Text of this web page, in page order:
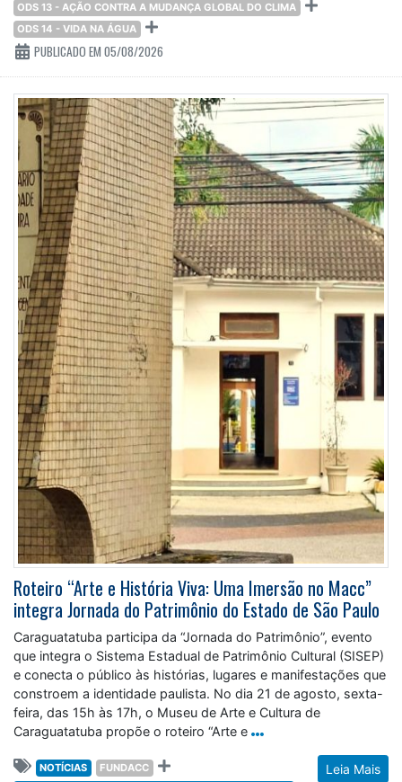
ODS 13 - AÇÃO CONTRA A MUDANÇA GLOBAL DO CLIMA
ODS 14 - VIDA NA ÁGUA
PUBLICADO EM 05/08/2026
Roteiro “Arte e História Viva: Uma Imersão no Macc”
integra Jornada do Patrimônio do Estado de São Paulo
Caraguatatuba participa da “Jornada do Patrimônio”, evento
que integra o Sistema Estadual de Patrimônio Cultural (SISEP)
e conecta o público às histórias, lugares e manifestações que
constroem a identidade paulista. No dia 21 de agosto, sexta-
feira, das 15h às 17h, o Museu de Arte e Cultura de
Caraguatatuba propõe o roteiro “Arte e
Leia Mais
NOTÍCIAS
FUNDACC